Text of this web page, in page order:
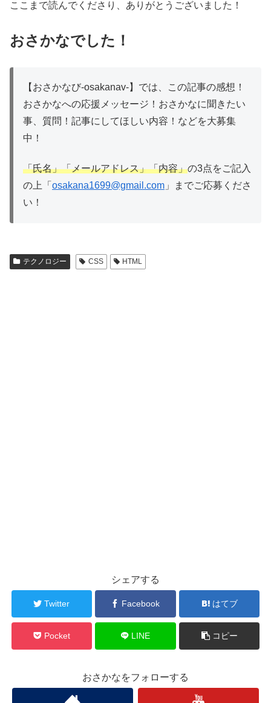
ここまで読んでくださり、ありがとうございました！
おさかなでした！
【おさかなび-osakanav-】では、この記事の感想！
おさかなへの応援メッセージ！おさかなに聞きたい
事、質問！記事にしてほしい内容！などを大募集
中！
「氏名」「メールアドレス」「内容」の3点をご記入
の上「 osakana1699@gmail.com 」までご応募くださ
い！
テクノロジー CSS HTML
シェアする
Twitter Facebook はてブ
Pocket LINE コピー
おさかなをフォローする